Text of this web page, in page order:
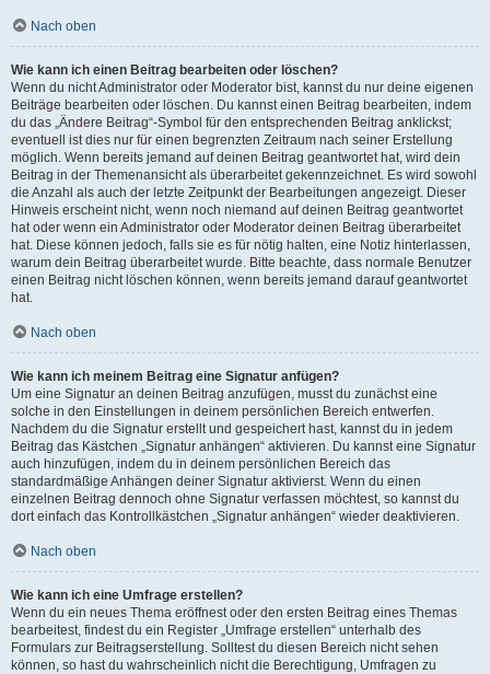
Nach oben
Wie kann ich einen Beitrag bearbeiten oder löschen?
Wenn du nicht Administrator oder Moderator bist, kannst du nur deine eigenen
Beiträge bearbeiten oder löschen. Du kannst einen Beitrag bearbeiten, indem
du das „Ändere Beitrag“-Symbol für den entsprechenden Beitrag anklickst;
eventuell ist dies nur für einen begrenzten Zeitraum nach seiner Erstellung
möglich. Wenn bereits jemand auf deinen Beitrag geantwortet hat, wird dein
Beitrag in der Themenansicht als überarbeitet gekennzeichnet. Es wird sowohl
die Anzahl als auch der letzte Zeitpunkt der Bearbeitungen angezeigt. Dieser
Hinweis erscheint nicht, wenn noch niemand auf deinen Beitrag geantwortet
hat oder wenn ein Administrator oder Moderator deinen Beitrag überarbeitet
hat. Diese können jedoch, falls sie es für nötig halten, eine Notiz hinterlassen,
warum dein Beitrag überarbeitet wurde. Bitte beachte, dass normale Benutzer
einen Beitrag nicht löschen können, wenn bereits jemand darauf geantwortet
hat.
Nach oben
Wie kann ich meinem Beitrag eine Signatur anfügen?
Um eine Signatur an deinen Beitrag anzufügen, musst du zunächst eine
solche in den Einstellungen in deinem persönlichen Bereich entwerfen.
Nachdem du die Signatur erstellt und gespeichert hast, kannst du in jedem
Beitrag das Kästchen „Signatur anhängen“ aktivieren. Du kannst eine Signatur
auch hinzufügen, indem du in deinem persönlichen Bereich das
standardmäßige Anhängen deiner Signatur aktivierst. Wenn du einen
einzelnen Beitrag dennoch ohne Signatur verfassen möchtest, so kannst du
dort einfach das Kontrollkästchen „Signatur anhängen“ wieder deaktivieren.
Nach oben
Wie kann ich eine Umfrage erstellen?
Wenn du ein neues Thema eröffnest oder den ersten Beitrag eines Themas
bearbeitest, findest du ein Register „Umfrage erstellen“ unterhalb des
Formulars zur Beitragserstellung. Solltest du diesen Bereich nicht sehen
können, so hast du wahrscheinlich nicht die Berechtigung, Umfragen zu